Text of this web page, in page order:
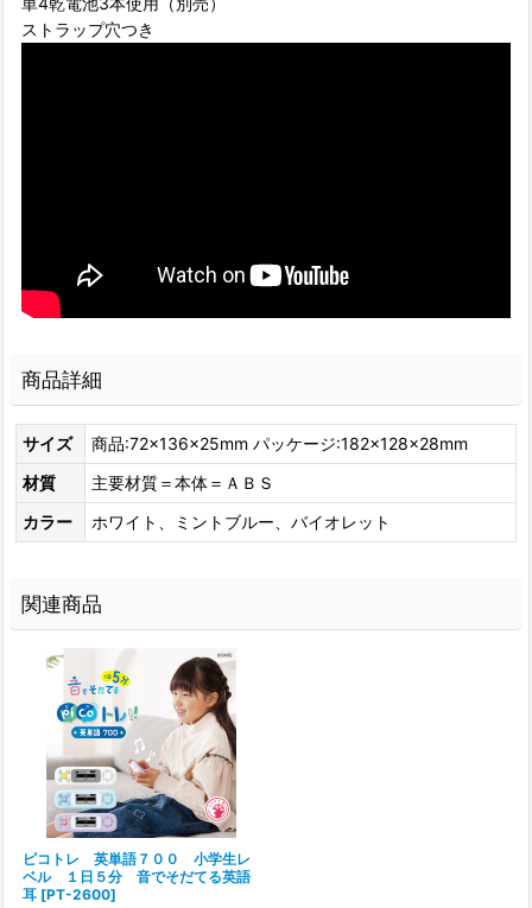
ストラップ穴つき
商品詳細
サイズ
商品:72×136×25mm パッケージ:182×128×28mm
材質
主要材質＝本体＝ＡＢＳ
カラー
ホワイト、ミントブルー、バイオレット
関連商品
ピコトレ 英単語７００ 小学生レ
ベル １日５分 音でそだてる英語
耳 [PT-2600]